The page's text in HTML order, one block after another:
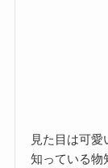
見た目は可
知っている物